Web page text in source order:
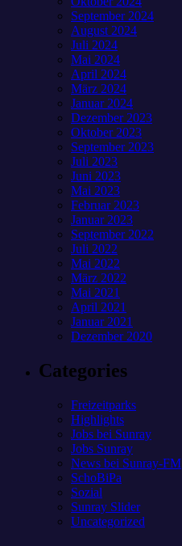
September 2024
August 2024
Juli 2024
Mai 2024
April 2024
März 2024
Januar 2024
Dezember 2023
Oktober 2023
September 2023
Juli 2023
Juni 2023
Mai 2023
Februar 2023
Januar 2023
September 2022
Juli 2022
Mai 2022
März 2022
Mai 2021
April 2021
Januar 2021
Dezember 2020
Categories
Freizeitparks
Highlights
Jobs bei Sunray
Jobs Sunray
News bei Sunray-FM
SchoBiPa
Sozial
Sunray Slider
Uncategorized